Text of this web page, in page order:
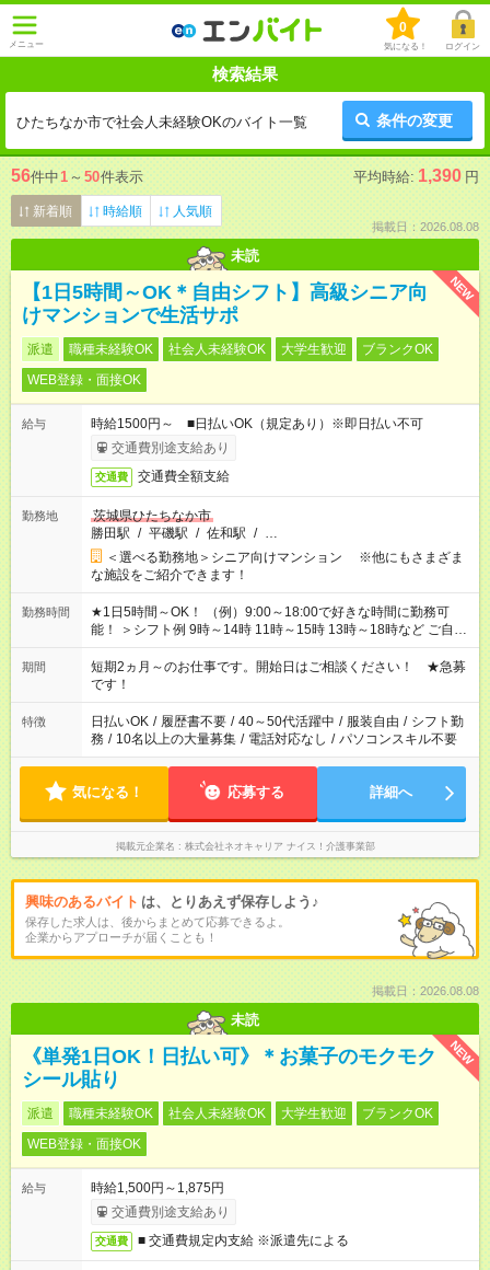
メニュー
0
気になる！ ログイン
検索結果
ひたちなか市で社会人未経験OKのバイト一覧 条件の変更
56件中1 ～ 50件表示 平均時給: 1,390 円
新着順 時給順 人気順
掲載日：2026.08.08
未読
NEW
【1日5時間～OK＊自由シフト】高級シニア向
けマンションで生活サポ
派遣 職種未経験OK 社会人未経験OK 大学生歓迎
ブランクOK
WEB登録・面接OK
給与
時給1500円～ ■日払いOK（規定あり）※即日払い不可
交通費別途支給あり
交通費 交通費全額支給
勤務地
茨城県ひたちなか市
勝田駅 / 平磯駅 / 佐和駅 / …
＜選べる勤務地＞シニア向けマンション ※他にもさまざま
な施設をご紹介できます！
勤務時間
★1日5時間～OK！ （例）9:00～18:00で好きな時間に勤務可
能！ ＞シフト例 9時～14時 11時～15時 13時～18時など ご自身
のご都合に合わせて勤務時間をご相談ください！ ★家庭の都合
でお休みや時間の調整が必要な場合も遠慮なくご相談くださ
い。
期間
短期2ヵ月～のお仕事です。開始日はご相談ください！ ★急募
です！
特徴 日払いOK / 履歴書不要 / 40～50代活躍中 / 服装自由 / シフト勤
務 / 10名以上の大量募集 / 電話対応なし / パソコンスキル不要
気になる！ 応募する 詳細へ
掲載元企業名 株式会社ネオキャリア ナイス！介護事業部
興味のあるバイト は、とりあえず保存しよう♪
保存した求人は、後からまとめて応募できるよ。
企業からアプローチが届くことも！
掲載日：2026.08.08
未読
NEW
《単発1日OK！日払い可》＊お菓子のモクモク
シール貼り
派遣 職種未経験OK 社会人未経験OK 大学生歓迎
ブランクOK
WEB登録・面接OK
給与
時給1,500円～1,875円
交通費別途支給あり
交通費 ■ 交通費規定内支給 ※派遣先による